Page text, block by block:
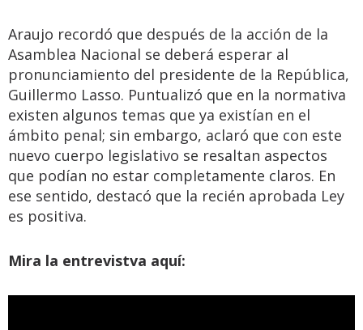
Araujo recordó que después de la acción de la
Asamblea Nacional se deberá esperar al
pronunciamiento del presidente de la República,
Guillermo Lasso. Puntualizó que en la normativa
existen algunos temas que ya existían en el
ámbito penal; sin embargo, aclaró que con este
nuevo cuerpo legislativo se resaltan aspectos
que podían no estar completamente claros. En
ese sentido, destacó que la recién aprobada Ley
es positiva.
Mira la entrevistva aquí: